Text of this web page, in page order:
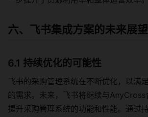
六、飞书集成方案的未来展望
6.1 持续优化的可能性
飞书的采购管理系统在不断优化，以满
的需求。未来，飞书将继续与AnyCross
提升采购管理系统的功能和性能。通过